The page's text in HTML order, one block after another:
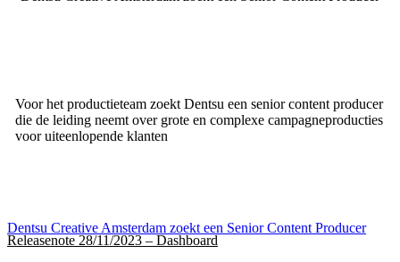
Voor het productieteam zoekt Dentsu een senior content producer
die de leiding neemt over grote en complexe campagneproducties
voor uiteenlopende klanten
Dentsu Creative Amsterdam zoekt een Senior Content Producer
Releasenote 28/11/2023 – Dashboard